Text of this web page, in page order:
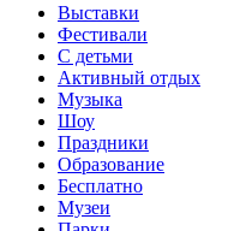
Выставки
Фестивали
С детьми
Активный отдых
Музыка
Шоу
Праздники
Образование
Бесплатно
Музеи